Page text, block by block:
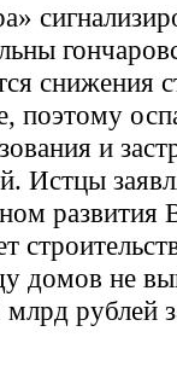
снижения
поэтому
и
Истцы
развития
домов не
рублей